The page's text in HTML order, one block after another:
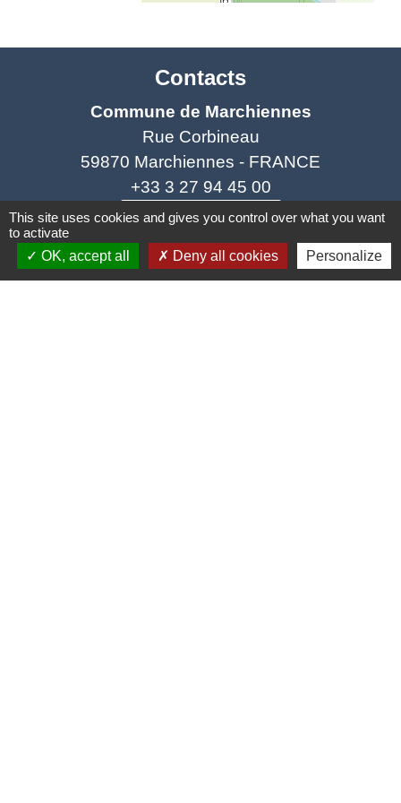
Contacts
Commune de Marchiennes
Rue Corbineau
59870 Marchiennes - FRANCE
+33 3 27 94 45 00
Contact par formulaire
This site uses cookies and gives you control over what you want
to activate
OK, accept all
Deny all cookies Personalize